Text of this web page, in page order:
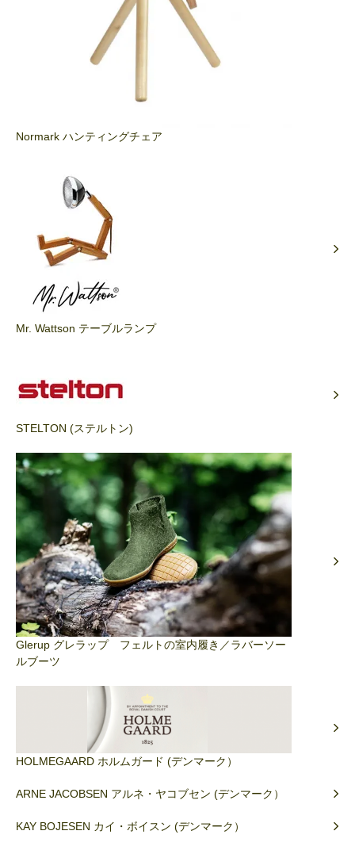
Normark ハンティングチェア
Mr. Wattson テーブルランプ
STELTON (ステルトン)
Glerup グレラップ フェルトの室内履き／ラバーソー
ルブーツ
HOLMEGAARD ホルムガード (デンマーク）
ARNE JACOBSEN アルネ・ヤコブセン (デンマーク）
KAY BOJESEN カイ・ボイスン (デンマーク）